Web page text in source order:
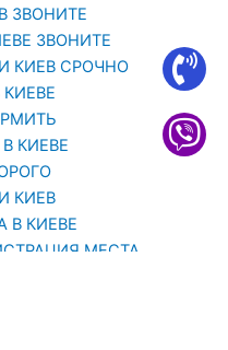
ЗВОНИТЕ
ЗВОНИТЕ
КИЕВ СРОЧНО
КИЕВЕ
КИЕВ
В КИЕВЕ
МЕСТА